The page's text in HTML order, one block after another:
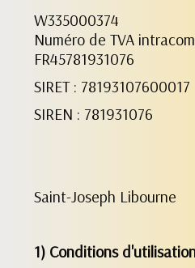
W335000374
Numéro de TVA
FR45781931076
SIRET : 78193107600017
SIREN : 781931076
Saint-Joseph Libourne
1) Conditions